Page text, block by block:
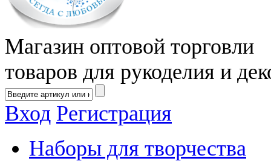
Магазин оптовой торговли
товаров для рукоделия и
Вход Регистрация
Наборы для творчества